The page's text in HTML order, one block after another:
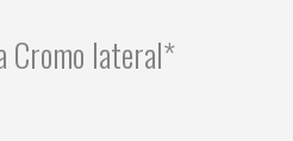
Cromo lateral*